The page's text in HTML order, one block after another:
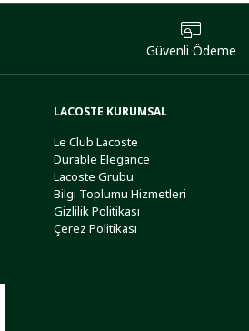
Güvenli Ödeme
LACOSTE KURUMSAL
Le Club Lacoste
Durable Elegance
Lacoste Grubu
Bilgi Toplumu Hizmetleri
Gizlilik Politikası
Çerez Politikası